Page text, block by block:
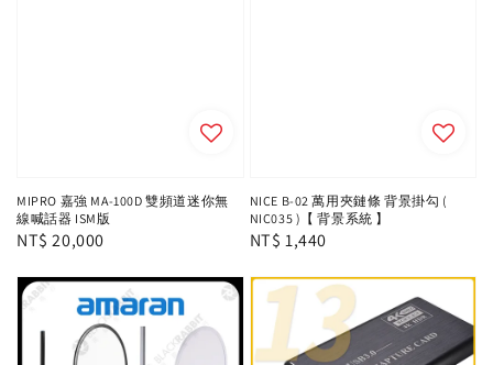
MIPRO 嘉強 MA-100D 雙頻道迷你無
線喊話器 ISM版
Regular
NT$ 20,000
NICE B-02 萬用夾鏈條 背景掛勾 (
NIC035 )【 背景系統 】
Regular
NT$ 1,440